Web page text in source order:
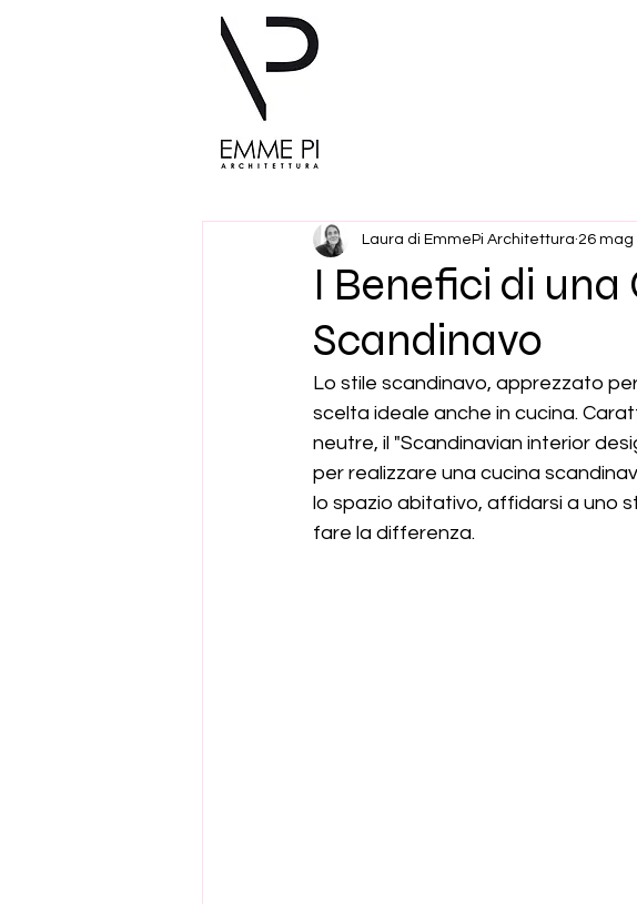
I Benefici di una
Scandinavo
Laura di EmmePi Architettura 26 mag
Lo stile scandinavo, apprezzato
scelta ideale anche in cucina.
neutre, il "Scandinavian interior
per realizzare una cucina
lo spazio abitativo, affidarsi a uno
fare la differenza.